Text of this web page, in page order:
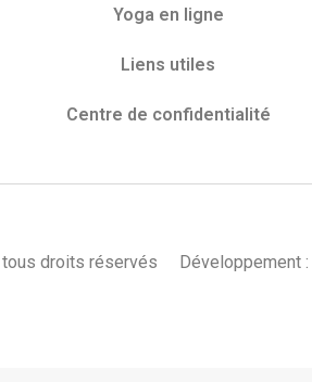
Yoga en ligne
Liens utiles
Centre de confidentialité
droits réservés Développement :